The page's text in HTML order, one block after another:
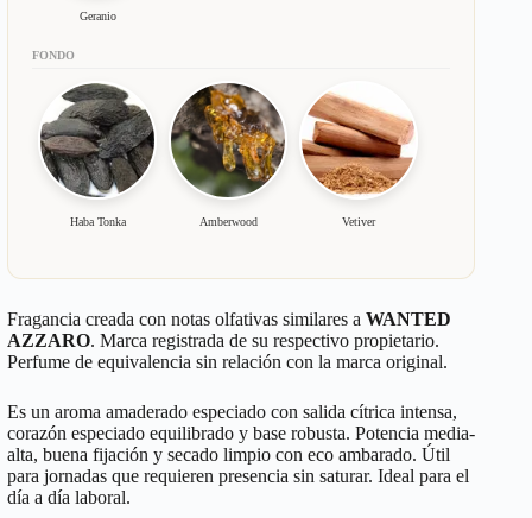
Geranio
FONDO
Haba Tonka Amberwood Vetiver
Fragancia creada con notas olfativas similares a WANTED
AZZARO. Marca registrada de su respectivo propietario.
Perfume de equivalencia sin relación con la marca original.
Es un aroma amaderado especiado con salida cítrica intensa,
corazón especiado equilibrado y base robusta. Potencia media-
alta, buena fijación y secado limpio con eco ambarado. Útil
para jornadas que requieren presencia sin saturar. Ideal para el
día a día laboral.